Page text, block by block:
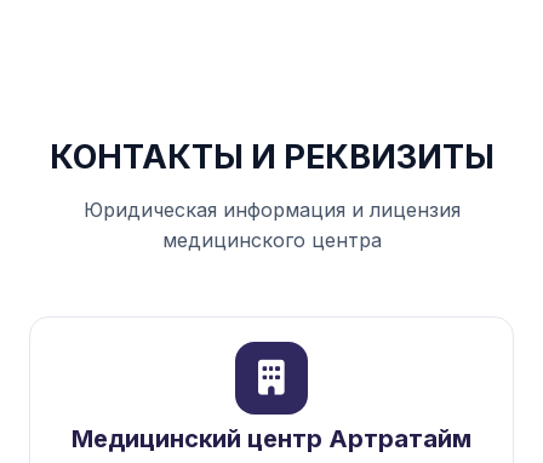
КОНТАКТЫ И РЕКВИЗИТЫ
Юридическая информация и лицензия
медицинского центра
Медицинский центр Артратайм